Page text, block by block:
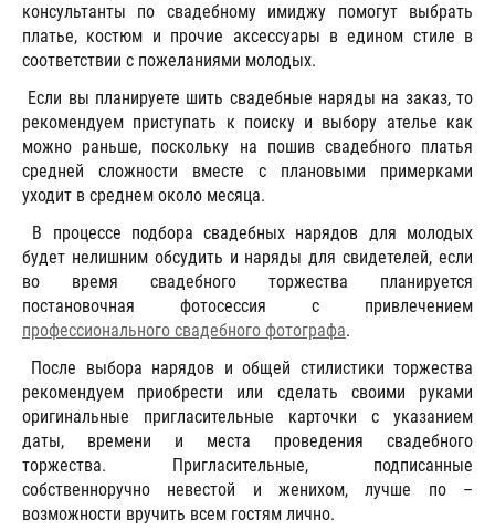
консультанты по свадебному имиджу помогут выбрать
платье, костюм и прочие аксессуары в едином стиле в
соответствии с пожеланиями молодых.
Если вы планируете шить свадебные наряды на заказ, то
рекомендуем приступать к поиску и выбору ателье как
можно раньше, поскольку на пошив свадебного платья
средней сложности вместе с плановыми примерками
уходит в среднем около месяца.
В процессе подбора свадебных нарядов для молодых
будет нелишним обсудить и наряды для свидетелей, если
во время свадебного торжества планируется
постановочная фотосессия с привлечением
профессионального свадебного фотографа.
После выбора нарядов и общей стилистики торжества
рекомендуем приобрести или сделать своими руками
оригинальные пригласительные карточки с указанием
даты, времени и места проведения свадебного
торжества. Пригласительные, подписанные
собственноручно невестой и женихом, лучше по –
возможности вручить всем гостям лично.